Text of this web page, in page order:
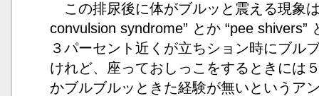
この排尿後に体がブルッと震える現象
convulsion syndrome” とか “pee shivers”
３パーセント近くが立ちション時にブル
けれど、座っておしっこをするときには
かブルブルッときた経験が無いというア